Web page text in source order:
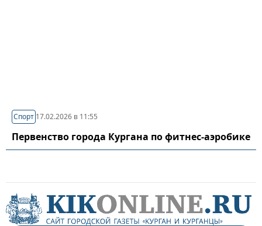
Спорт 17.02.2026 в 11:55
Первенство города Кургана по фитнес-аэробике